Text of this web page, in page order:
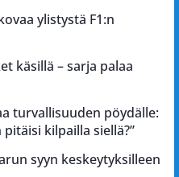
ylistystä F1:n
käsillä – sarja palaa
turvallisuuden pöydälle:
kilpailla siellä?”
syyn keskeytyksilleen